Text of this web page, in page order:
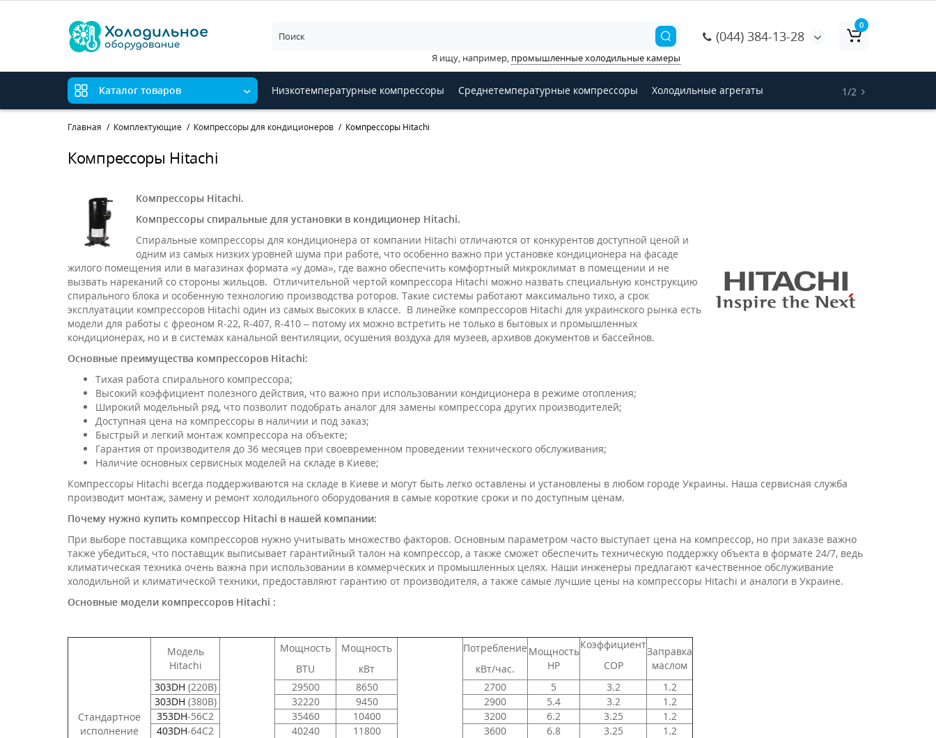
(044) 384-13-28
Я ищу, например, промышленные холодильные камеры
0
Каталог товаров Низкотемпературные компрессоры Среднетемпературные компрессоры Холодильные агрегаты 1/2
Главная Комплектующие Компрессоры для кондиционеров Компрессоры Hitachi
Компрессоры Hitachi
Компрессоры Hitachi.
Компрессоры спиральные для установки в кондиционер Hitachi.
Спиральные компрессоры для кондиционера от компании Hitachi отличаются от конкурентов доступной ценой и
одним из самых низких уровней шума при работе, что особенно важно при установке кондиционера на фасаде
жилого помещения или в магазинах формата «у дома», где важно обеспечить комфортный микроклимат в помещении и не
вызвать нареканий со стороны жильцов. Отличительной чертой компрессора Hitachi можно назвать специальную конструкцию
спирального блока и особенную технологию производства роторов. Такие системы работают максимально тихо, а срок
эксплуатации компрессоров Hitachi один из самых высоких в классе. В линейке компрессоров Hitachi для украинского рынка есть
модели для работы с фреоном R-22, R-407, R-410 – потому их можно встретить не только в бытовых и промышленных
кондиционерах, но и в системах канальной вентиляции, осушения воздуха для музеев, архивов документов и бассейнов.
Основные преимущества компрессоров Hitachi:
Тихая работа спирального компрессора;
Высокий коэффициент полезного действия, что важно при использовании кондиционера в режиме отопления;
Широкий модельный ряд, что позволит подобрать аналог для замены компрессора других производителей;
Доступная цена на компрессоры в наличии и под заказ;
Быстрый и легкий монтаж компрессора на объекте;
Гарантия от производителя до 36 месяцев при своевременном проведении технического обслуживания;
Наличие основных сервисных моделей на складе в Киеве;
Компрессоры Hitachi всегда поддерживаются на складе в Киеве и могут быть легко оставлены и установлены в любом городе Украины. Наша сервисная служба
производит монтаж, замену и ремонт холодильного оборудования в самые короткие сроки и по доступным ценам.
Почему нужно купить компрессор Hitachi в нашей компании:
При выборе поставщика компрессоров нужно учитывать множество факторов. Основным параметром часто выступает цена на компрессор, но при заказе важно
также убедиться, что поставщик выписывает гарантийный талон на компрессор, а также сможет обеспечить техническую поддержку объекта в формате 24/7, ведь
климатическая техника очень важна при использовании в коммерческих и промышленных целях. Наши инженеры предлагают качественное обслуживание
холодильной и климатической техники, предоставляют гарантию от производителя, а также самые лучшие цены на компрессоры Hitachi и аналоги в Украине.
Основные модели компрессоров Hitachi :
Стандартное
исполнение
Модель
Hitachi
Мощность
BTU
Мощность
кВт
Потребление
кВт/час.
Мощность
HP
Коэффициент
COP
Заправка
маслом
303DH (220В) 29500 8650 2700 5 3.2
1.2
303DH (380В) 32220 9450 2900 5.4 3.2
1.2
353DH-56C2 35460 10400 3200 6.2 3.25
1.2
403DH-64C2 40240 11800 3600 6.8 3.25
1.2